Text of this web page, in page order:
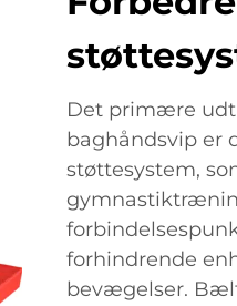
Det primære
baghåndsvip er
støttesystem,
forhindrende
bevægelser.